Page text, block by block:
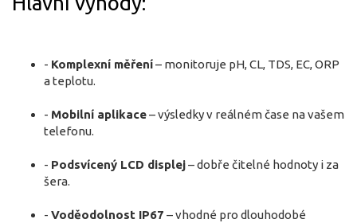
- Komplexní měření– monitoruje pH, CL, TDS, EC, ORP
a teplotu.
- Mobilní aplikace– výsledky v reálném čase na vašem
telefonu.
- Podsvícený LCD displej– dobře čitelné hodnoty i za
šera.
- Voděodolnost IP67 – vhodné pro dlouhodobé